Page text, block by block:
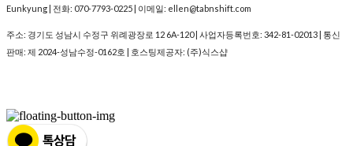
Eunkyung | 전화: 070-7793-0225 | 이메일: ellen@tabnshift.com
주소: 경기도 성남시 수정구 위례광장로 12 6A-120 | 사업자등록번호: 342-81-02013 | 통신
판매: 제 2024-성남수정-0162호 | 호스팅제공자: (주)식스샵